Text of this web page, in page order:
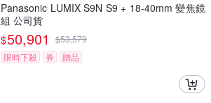
Panasonic LUMIX S9N S9 + 18-40mm 變焦鏡
組 公司貨
$50,901 $53,579
限時下殺
券 贈品